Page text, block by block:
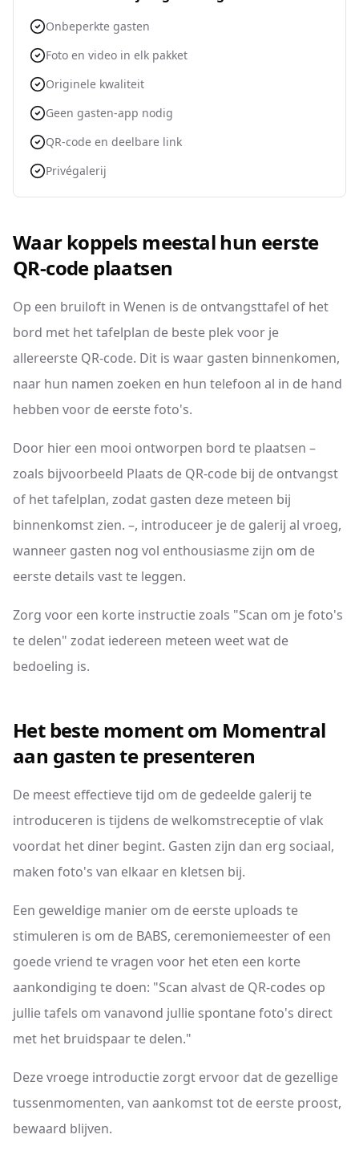
Onbeperkte gasten
Foto en video in elk pakket
Originele kwaliteit
Geen gasten-app nodig
QR-code en deelbare link
Privégalerij
Waar koppels meestal hun eerste
QR-code plaatsen
Op een bruiloft in Wenen is de ontvangsttafel of het
bord met het tafelplan de beste plek voor je
allereerste QR-code. Dit is waar gasten binnenkomen,
naar hun namen zoeken en hun telefoon al in de hand
hebben voor de eerste foto's.
Door hier een mooi ontworpen bord te plaatsen –
zoals bijvoorbeeld Plaats de QR-code bij de ontvangst
of het tafelplan, zodat gasten deze meteen bij
binnenkomst zien. –, introduceer je de galerij al vroeg,
wanneer gasten nog vol enthousiasme zijn om de
eerste details vast te leggen.
Zorg voor een korte instructie zoals "Scan om je foto's
te delen" zodat iedereen meteen weet wat de
bedoeling is.
Het beste moment om Momentral
aan gasten te presenteren
De meest effectieve tijd om de gedeelde galerij te
introduceren is tijdens de welkomstreceptie of vlak
voordat het diner begint. Gasten zijn dan erg sociaal,
maken foto's van elkaar en kletsen bij.
Een geweldige manier om de eerste uploads te
stimuleren is om de BABS, ceremoniemeester of een
goede vriend te vragen voor het eten een korte
aankondiging te doen: "Scan alvast de QR-codes op
jullie tafels om vanavond jullie spontane foto's direct
met het bruidspaar te delen."
Deze vroege introductie zorgt ervoor dat de gezellige
tussenmomenten, van aankomst tot de eerste proost,
bewaard blijven.